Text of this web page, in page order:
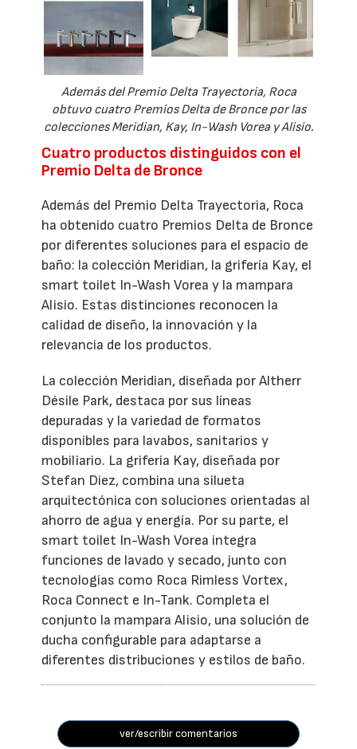
Además del Premio Delta Trayectoria, Roca
obtuvo cuatro Premios Delta de Bronce por las
colecciones Meridian, Kay, In-Wash Vorea y Alisio.
Cuatro productos distinguidos con el
Premio Delta de Bronce
Además del Premio Delta Trayectoria, Roca
ha obtenido cuatro Premios Delta de Bronce
por diferentes soluciones para el espacio de
baño: la colección Meridian, la grifería Kay, el
smart toilet In-Wash Vorea y la mampara
Alisio. Estas distinciones reconocen la
calidad de diseño, la innovación y la
relevancia de los productos.
La colección Meridian, diseñada por Altherr
Désile Park, destaca por sus líneas
depuradas y la variedad de formatos
disponibles para lavabos, sanitarios y
mobiliario. La grifería Kay, diseñada por
Stefan Diez, combina una silueta
arquitectónica con soluciones orientadas al
ahorro de agua y energía. Por su parte, el
smart toilet In-Wash Vorea integra
funciones de lavado y secado, junto con
tecnologías como Roca Rimless Vortex,
Roca Connect e In-Tank. Completa el
conjunto la mampara Alisio, una solución de
ducha configurable para adaptarse a
diferentes distribuciones y estilos de baño.
ver/escribir comentarios